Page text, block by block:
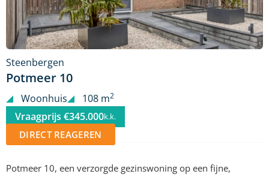
Steenbergen
Potmeer 10
Woonhuis 108 m2
Vraagprijs €345.000k.k.
DIRECT REAGEREN
Potmeer 10, een verzorgde gezinswoning op een fijne,